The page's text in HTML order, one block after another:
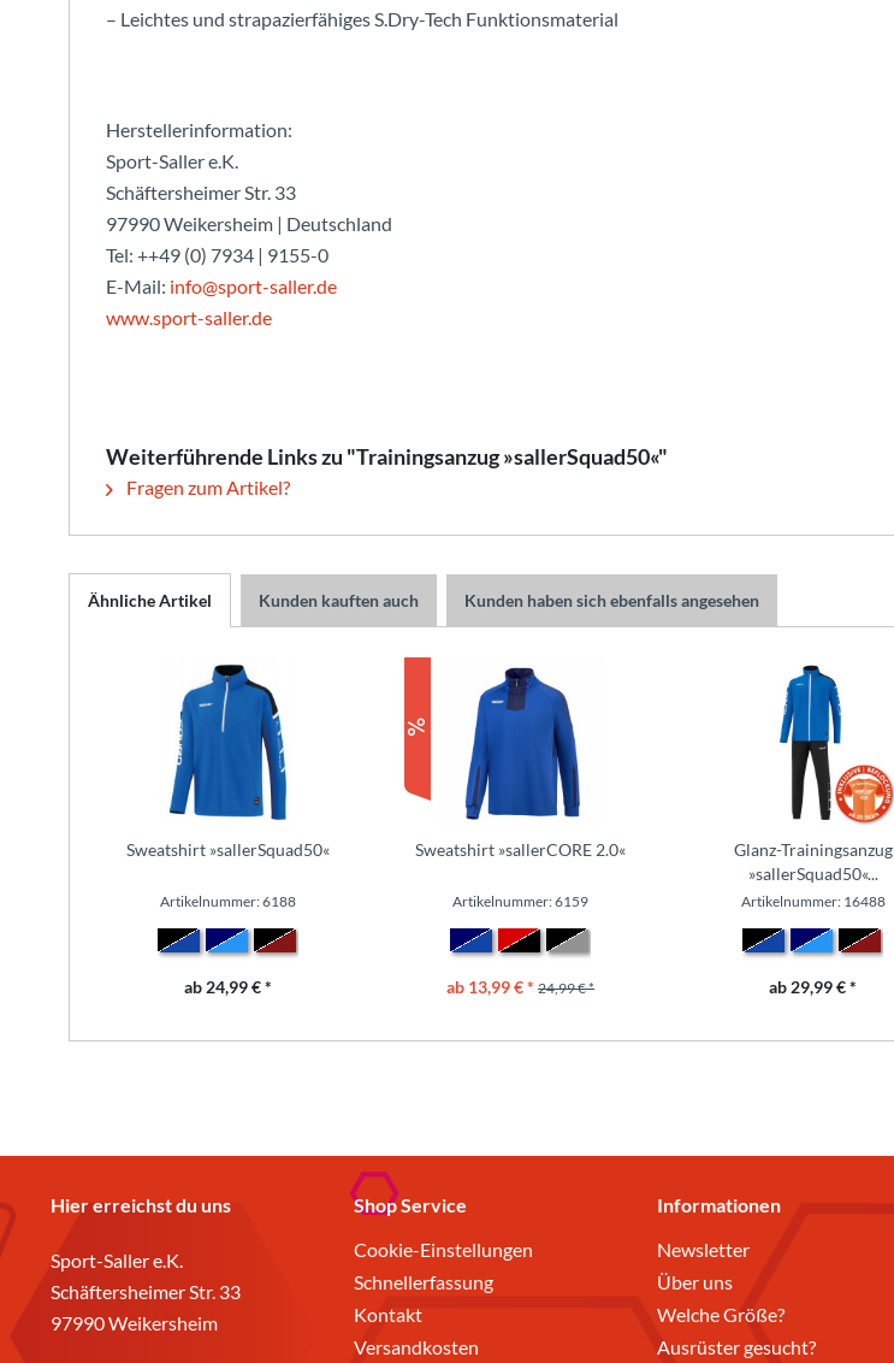
– Leichtes und strapazierfähiges S.Dry-Tech Funktionsmaterial
Herstellerinformation:
Sport-Saller e.K.
Schäftersheimer Str. 33
97990 Weikersheim | Deutschland
Tel: ++49 (0) 7934 | 9155-0
E-Mail: info@sport-saller.de
www.sport-saller.de
Weiterführende Links zu "Trainingsanzug »sallerSquad50«"
Fragen zum Artikel?
Ähnliche Artikel Kunden kauften auch Kunden haben sich ebenfalls angesehen
Sweatshirt »sallerSquad50«
Artikelnummer: 6188
ab 24,99 € *
Sweatshirt »sallerCORE 2.0«
Artikelnummer: 6159
ab 13,99 € * 24,99 € *
Glanz-Trainingsanzug
»sallerSquad50«...
Artikelnummer: 16488
ab 29,99 € *
Hier erreichst du uns
Sport-Saller e.K.
Schäftersheimer Str. 33
97990 Weikersheim
Shop Service
Cookie-Einstellungen
Schnellerfassung
Kontakt
Versandkosten
Informationen
Newsletter
Über uns
Welche Größe?
Ausrüster gesucht?